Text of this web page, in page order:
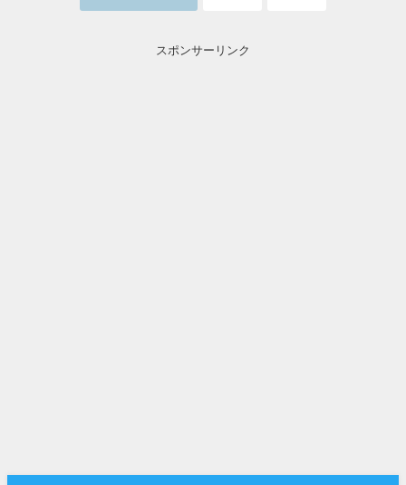
スポンサーリンク